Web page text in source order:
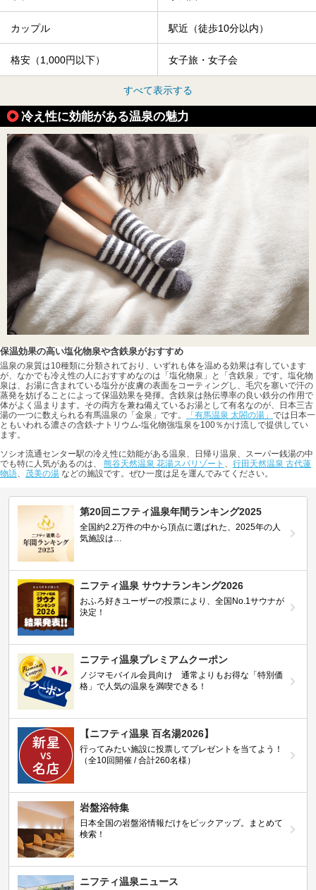
カップル 駅近（徒歩10分以内）
格安（1,000円以下） 女子旅・女子会
すべて表示する
冷え性に効能がある温泉の魅力
保温効果の高い塩化物泉や含鉄泉がおすすめ
温泉の泉質は10種類に分類されており、いずれも体を温める効果は有しています
が、なかでも冷え性の人におすすめなのは「塩化物泉」と「含鉄泉」です。塩化物
泉は、お湯に含まれている塩分が皮膚の表面をコーティングし、毛穴を塞いで汗の
蒸発を妨げることによって保温効果を発揮。含鉄泉は熱伝導率の良い鉄分の作用で
体がよく温まります。その両方を兼ね備えているお湯として有名なのが、日本三古
湯の一つに数えられる有馬温泉の「金泉」です。
「有馬温泉 太閤の湯」 では日本一
ともいわれる濃さの含鉄-ナトリウム-塩化物強塩泉を100％かけ流しで提供してい
ます。
ソシオ流通センター駅の冷え性に効能がある温泉、日帰り温泉、スーパー銭湯の中
でも特に人気があるのは、 熊谷天然温泉 花湯スパリゾート 、 行田天然温泉 古代蓮
物語、 茂美の湯 などの施設です。ぜひ一度は足を運んでみてください。
第20回ニフティ温泉年間ランキング2025
全国約2.2万件の中から頂点に選ばれた、2025年の人
気施設は…
ニフティ温泉 サウナランキング2026
おふろ好きユーザーの投票により、全国No.1サウナが
決定！
ニフティ温泉プレミアムクーポン
ノジマモバイル会員向け 通常よりもお得な「特別価
格」で人気の温泉を満喫できる！
【ニフティ温泉 百名湯2026】
行ってみたい施設に投票してプレゼントを当てよう！
（全10回開催 / 合計260名様）
岩盤浴特集
日本全国の岩盤浴情報だけをピックアップ。まとめて
検索！
ニフティ温泉ニュース